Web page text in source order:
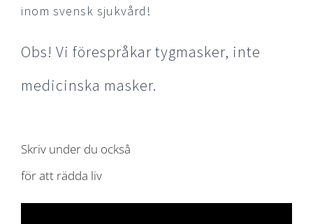
inom svensk sjukvård!
Obs! Vi förespråkar tygmasker, inte
medicinska masker.
Skriv under du också
för att rädda liv